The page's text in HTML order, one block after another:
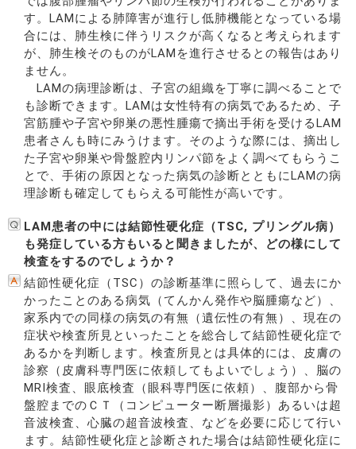
す。LAMによる肺障害が進行し低肺機能となっている場
合には、肺生検に伴うリスクが高くなると考えられます
が、肺生検そのものがLAMを進行させるとの報告はあり
ません。
LAMの病理診断は、子宮の組織を丁寧に調べることで
も診断できます。LAMは女性特有の病気であるため、子
宮筋腫や子宮や卵巣の悪性腫瘍で摘出手術を受けるLAM
患者さんも時にみうけます。そのような際には、摘出し
た子宮や卵巣や骨盤腔内リンパ節をよく調べてもらうこ
とで、手術の原因となった病気の診断とともにLAMの病
理診断も確定してもらえる可能性が高いです。
LAM患者の中には結節性硬化症（TSC, プリングル病）
も発症している方もいると聞きましたが、どの様にして
検査をするのでしょうか？
結節性硬化症（TSC）の診断基準に照らして、過去にか
かったことのある病気（てんかん発作や脳腫瘍など）、
家系内での同様の病気の有無（遺伝性の有無）、現在の
症状や検査所見といったことを総合して結節性硬化症で
あるかを判断します。検査所見とは具体的には、皮膚の
診察（皮膚科専門医に依頼してもよいでしょう）、脳の
MRI検査、眼底検査（眼科専門医に依頼）、腹部から骨
盤腔までのＣＴ（コンピューター断層撮影）あるいは超
音波検査、心臓の超音波検査、などを必要に応じて行い
ます。結節性硬化症と診断された場合は結節性硬化症に